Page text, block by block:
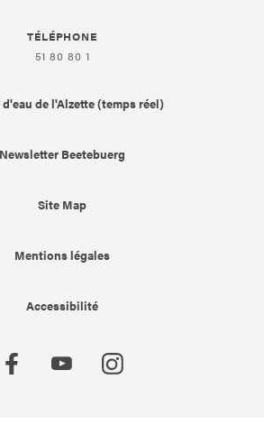
TÉLÉPHONE
51 80 80 1
de l'Alzette (temps réel)
Newsletter Beetebuerg
Site Map
Mentions légales
Accessibilité